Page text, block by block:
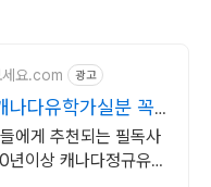
세요.com 광고
다유학가실분 꼭보
에게 추천되는 필독사
이상 캐나다정규유학